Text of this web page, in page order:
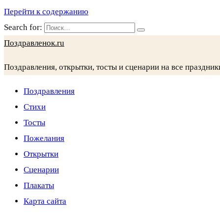
Перейти к содержанию
Search for:
Поздравленок.ru
Поздравления, открытки, тосты и сценарии на все
Поздравления
Стихи
Тосты
Пожелания
Открытки
Сценарии
Плакаты
Карта сайта